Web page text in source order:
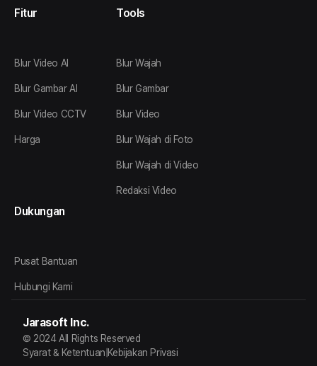
Fitur
Blur Video AI
Blur Gambar AI
Blur Video CCTV
Harga
Tools
Blur Wajah
Blur Gambar
Blur Video
Blur Wajah di Foto
Blur Wajah di Video
Redaksi Video
Dukungan
Pusat Bantuan
Hubungi Kami
Jarasoft Inc.
© 2024 All Rights Reserved
Syarat & Ketentuan Kebijakan Privasi